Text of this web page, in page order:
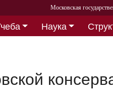
Московская
Наука